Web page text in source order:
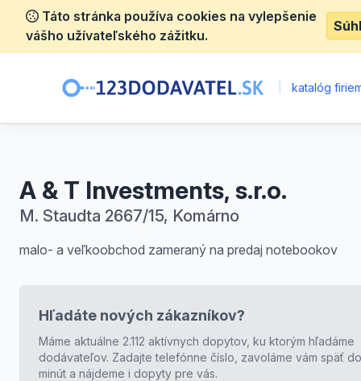
Táto stránka používa cookies na vylepšenie
vášho užívateľského zážitku.
katalóg
A & T Investments, s.r.o.
M. Staudta 2667/15, Komárno
malo- a veľkoobchod zameraný na predaj notebookov
Hľadáte nových zákazníkov?
Máme aktuálne 2.112 aktívnych dopytov, ku ktorým hľadáme
dodávateľov. Zadajte telefónne číslo, zavoláme vám späť
minút a nájdeme i dopyty pre vás.